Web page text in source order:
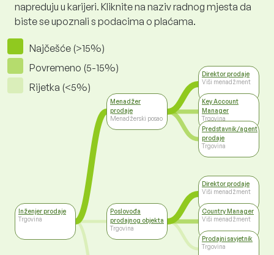
napreduju u karijeri. Kliknite na naziv radnog mjesta da
biste se upoznali s podacima o plaćama.
Najčešće (>15%)
Povremeno (5-15%)
Rijetka (<5%)
Inženjer prodaje
Trgovina
Menadžer
prodaje
Menadžerski posao
Poslovođa
prodajnog objekta
Trgovina
Direktor prodaje
Viši menadžment
Key Account
Manager
Trgovina
Predstavnik/agent
prodaje
Trgovina
Direktor prodaje
Viši menadžment
Country Manager
Viši menadžment
Prodajni savjetnik
Trgovina